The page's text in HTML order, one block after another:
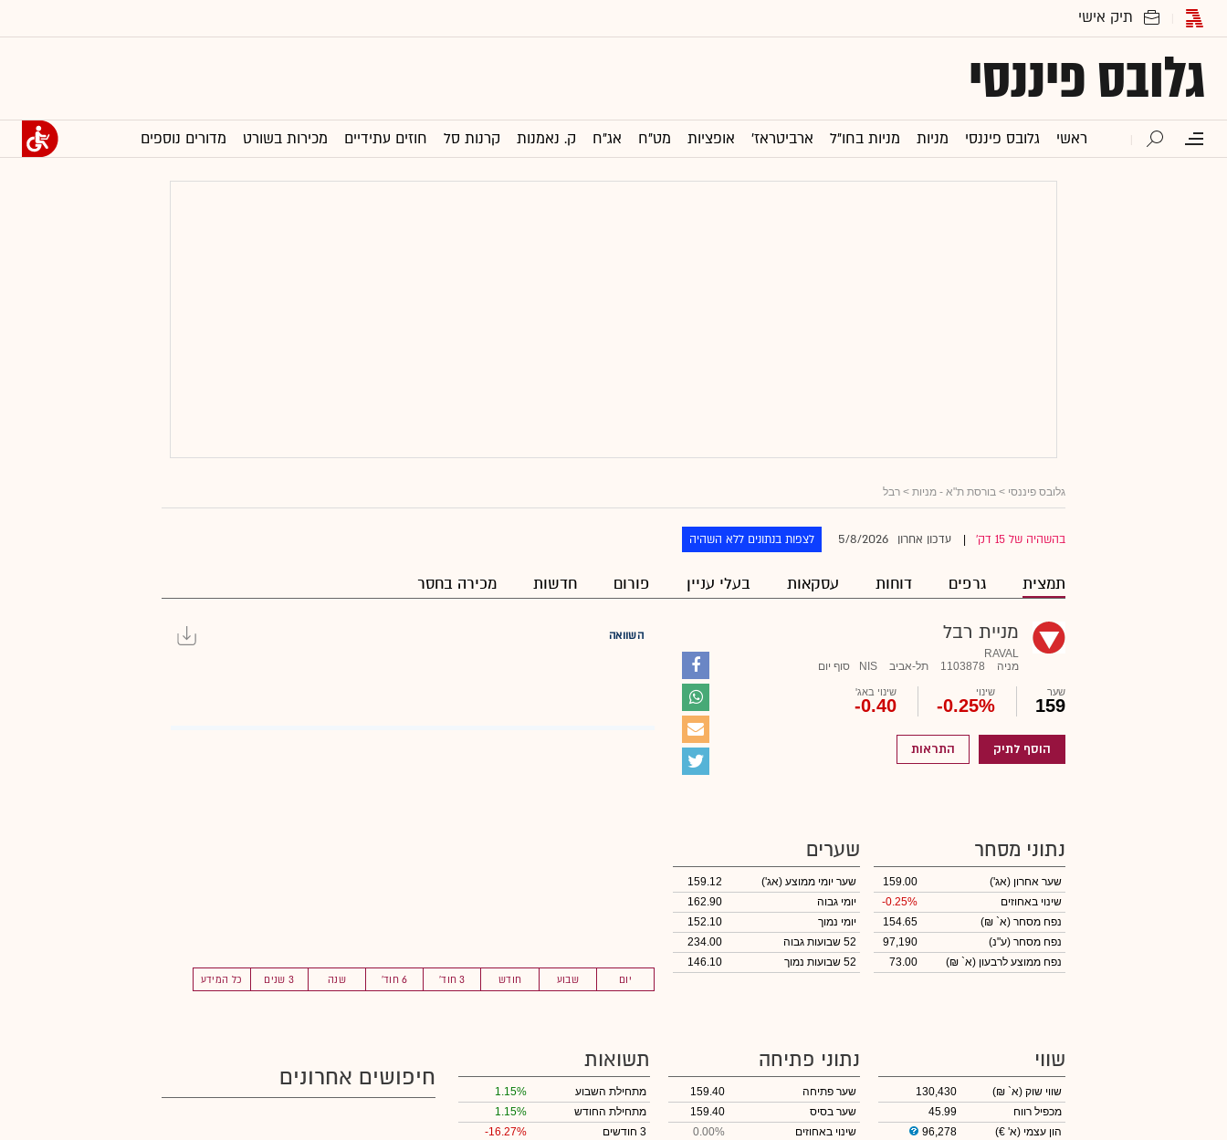
גלובס פיננסי
ראשי גלובס פיננסי מניות מניות בחו"ל ארביטראז' אופציות מט"ח אג"ח ק. נאמנות קרנות סל חוזים עתידיים מכירות בשורט מדורים נוספים
גלובס פיננסי > בורסת ת"א - מניות > רבל
בהשהיה של 15 דק' עדכון אחרון 5/8/2026 לצפות בנתונים ללא השהיה
תמצית גרפים דוחות עסקאות בעלי עניין פורום חדשות מכירה בחסר
מניית רבל
RAVAL
מניה
1103878 תל-אביב NIS סוף יום
שער
159
שינוי
-0.25%
שינוי באג'
-0.40
הוסף לתיק התראות
השוואה
יום שבוע חודש 3 חוד' 6 חוד' שנה 3 שנים כל המידע
נתוני מסחר
שער אחרון (אג')
159.00
שינוי באחוזים
-0.25%
נפח מסחר (א` ₪)
154.65
נפח מסחר (ע"נ)
97,190
נפח ממוצע לרבעון (א` ₪)
73.00
שערים
שער יומי ממוצע (אג')
159.12
יומי גבוה
162.90
יומי נמוך
152.10
52 שבועות גבוה
234.00
52 שבועות נמוך
146.10
שווי
שווי שוק (א` ₪)
130,430
מכפיל רווח
45.99
הון עצמי (א' €)
96,278
נתוני פתיחה
שער פתיחה
159.40
שער בסיס
159.40
שינוי באחוזים
0.00%
תשואות
מתחילת השבוע
1.15%
מתחילת החודש
1.15%
3 חודשים
-16.27%
חיפושים אחרונים